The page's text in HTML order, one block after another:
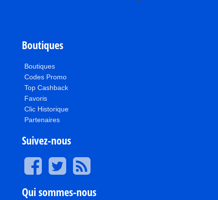
Boutiques
Boutiques
Codes Promo
Top Cashback
Favoris
Clic Historique
Partenaires
Suivez-nous
Qui sommes-nous